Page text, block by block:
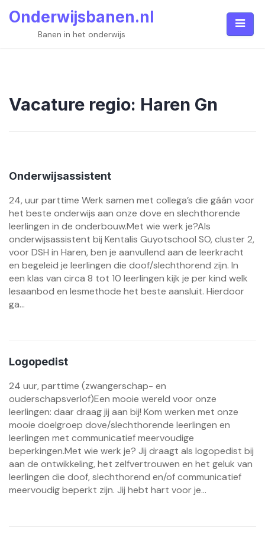
Onderwijsbanen.nl
Banen in het onderwijs
Vacature regio: Haren Gn
Onderwijsassistent
24, uur parttime Werk samen met collega’s die gáán voor
het beste onderwijs aan onze dove en slechthorende
leerlingen in de onderbouw.Met wie werk je?Als
onderwijsassistent bij Kentalis Guyotschool SO, cluster 2,
voor DSH in Haren, ben je aanvullend aan de leerkracht
en begeleid je leerlingen die doof/slechthorend zijn. In
een klas van circa 8 tot 10 leerlingen kijk je per kind welk
lesaanbod en lesmethode het beste aansluit. Hierdoor
ga...
Logopedist
24 uur, parttime (zwangerschap- en
ouderschapsverlof)Een mooie wereld voor onze
leerlingen: daar draag jij aan bij! Kom werken met onze
mooie doelgroep dove/slechthorende leerlingen en
leerlingen met communicatief meervoudige
beperkingen.Met wie werk je? Jij draagt als logopedist bij
aan de ontwikkeling, het zelfvertrouwen en het geluk van
leerlingen die doof, slechthorend en/of communicatief
meervoudig beperkt zijn. Jij hebt hart voor je...